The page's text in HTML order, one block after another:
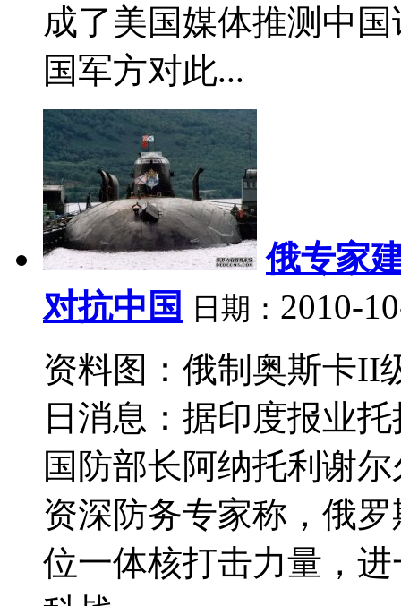
成了美国媒体推测中
国军方对此...
俄专家
对抗中国
日期： 2010-
资料图：俄制奥斯卡II
日消息：据印度报业
国防部长阿纳托利谢
资深防务专家称，俄
位一体核打击力量，